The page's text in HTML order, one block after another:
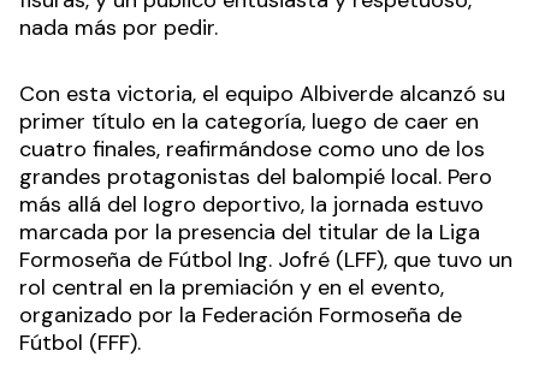
nada más por pedir.
Con esta victoria, el equipo Albiverde alcanzó su
primer título en la categoría, luego de caer en
cuatro finales, reafirmándose como uno de los
grandes protagonistas del balompié local. Pero
más allá del logro deportivo, la jornada estuvo
marcada por la presencia del titular de la Liga
Formoseña de Fútbol Ing. Jofré (LFF), que tuvo un
rol central en la premiación y en el evento,
organizado por la Federación Formoseña de
Fútbol (FFF).